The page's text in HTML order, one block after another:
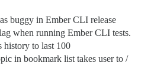
buggy in Ember CLI release
when running Ember CLI tests.
to last 100
in bookmark list takes user to /